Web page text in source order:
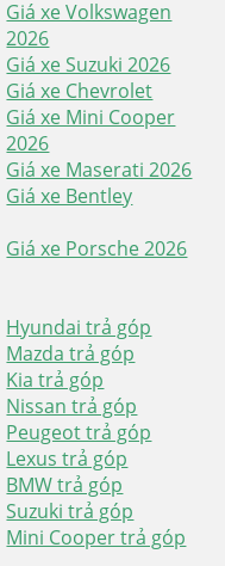
Giá xe Volkswagen
2026
Giá xe Suzuki 2026
Giá xe Chevrolet
Giá xe Mini Cooper
2026
Giá xe Maserati 2026
Giá xe Bentley
Giá xe Porsche 2026
Hyundai trả góp
Mazda trả góp
Kia trả góp
Nissan trả góp
Peugeot trả góp
Lexus trả góp
BMW trả góp
Suzuki trả góp
Mini Cooper trả góp